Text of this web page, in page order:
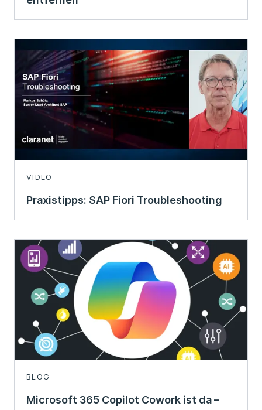
VIDEO
Praxistipps: SAP Fiori Troubleshooting
BLOG
Microsoft 365 Copilot Cowork ist da –